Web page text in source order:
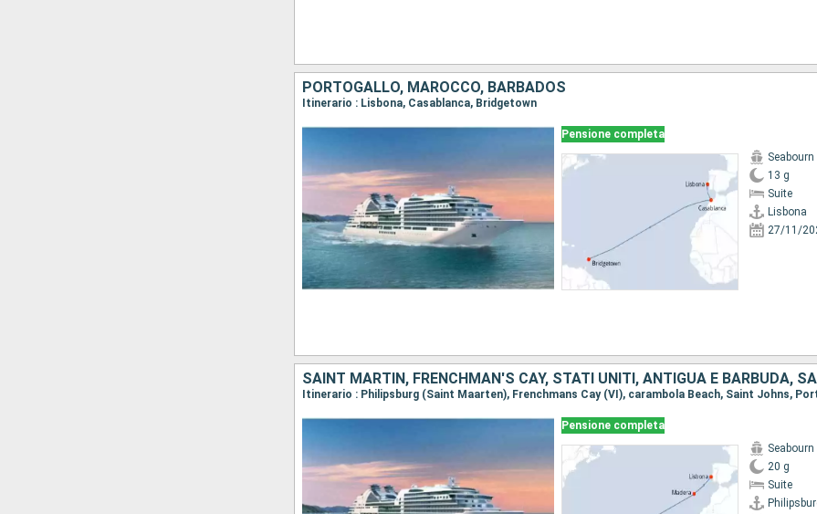
PORTOGALLO, MAROCCO, BARBADOS
Itinerario : Lisbona, Casablanca, Bridgetown
Pensione completa
13 g
Suite
Lisbona
27/11/
Pensione completa
20 g
Suite